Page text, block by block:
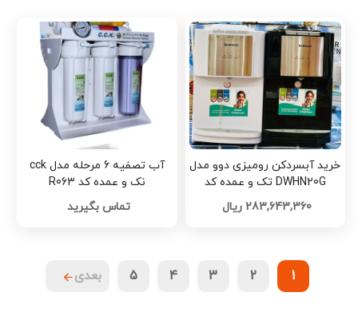
خرید آبسردکن رومیزی دوو مدل
DWHN20G تک و عمده کد
Z2293
283,643,360 ریال
آب تصفیه 6 مرحله مدل cck
نک و عمده کد R063
تماس بگیرید
1
2
3
4
5 بعدی